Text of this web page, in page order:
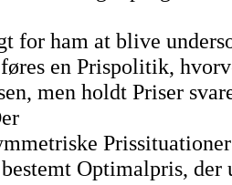
for ham at blive
en Prispolitik,
men holdt Priser
Optimalpris, der